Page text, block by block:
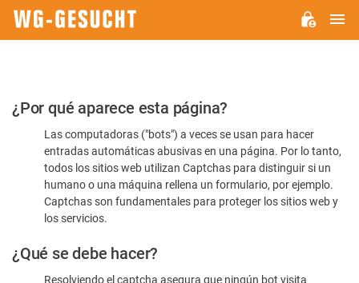
Por
favor,
confirme
humano
¿Por qué aparece esta página?
Las computadoras ("bots") a veces se usan para hacer
entradas automáticas abusivas en una página. Por lo tanto,
todos los sitios web utilizan Captchas para distinguir si un
humano o una máquina rellena un formulario, por ejemplo.
Captchas son fundamentales para proteger los sitios web y
los servicios.
¿Qué se debe hacer?
Resolviendo el captcha asegura que ningún bot visita